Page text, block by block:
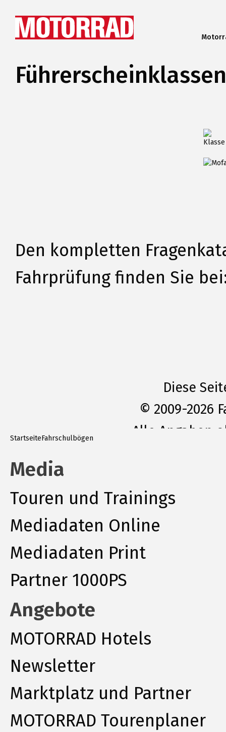
Den kompletten
Fahrprüfung finden Sie
Diese
© 2009-2026
Alle Angaben
StartseiteFahrschulbögen
Media
Touren und Trainings
Mediadaten Online
Mediadaten Print
Partner 1000PS
Angebote
MOTORRAD Hotels
Newsletter
Marktplatz und Partner
MOTORRAD Tourenplaner